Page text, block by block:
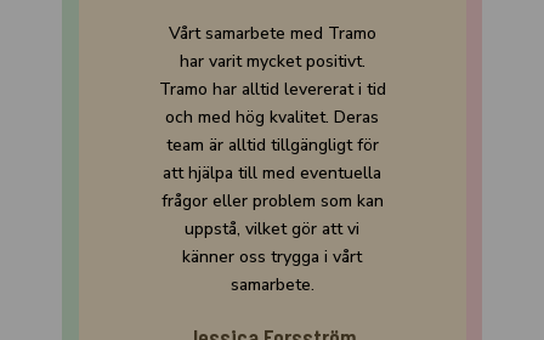
Vårt samarbete med Tramo
har varit mycket positivt.
Tramo har alltid levererat i tid
och med hög kvalitet. Deras
team är alltid tillgängligt för
att hjälpa till med eventuella
frågor eller problem som kan
uppstå, vilket gör att vi
känner oss trygga i vårt
samarbete.